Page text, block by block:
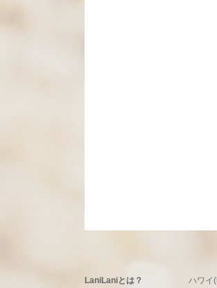
LaniLaniとは？ ハワイ